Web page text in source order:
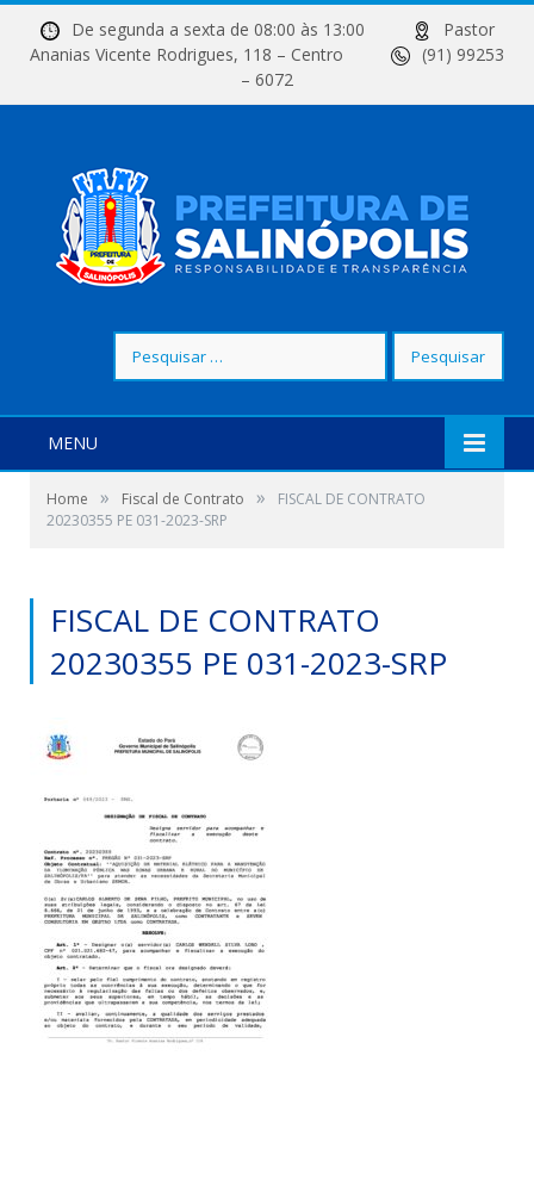
De segunda a sexta de 08:00 às 13:00
Pastor
Ananias Vicente Rodrigues, 118 – Centro
(91) 99253
– 6072
por:
MENU
Home » Fiscal de Contrato »
FISCAL DE CONTRATO
20230355 PE 031-2023-SRP
FISCAL DE CONTRATO
20230355 PE 031-2023-SRP